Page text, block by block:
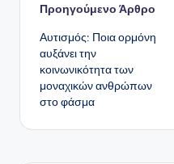
Πλοήγηση
Προηγούμενο Άρθρο
Αυτισμός: Ποια ορμόνη
αυξάνει την
κοινωνικότητα των
μοναχικών ανθρώπων
στο φάσμα